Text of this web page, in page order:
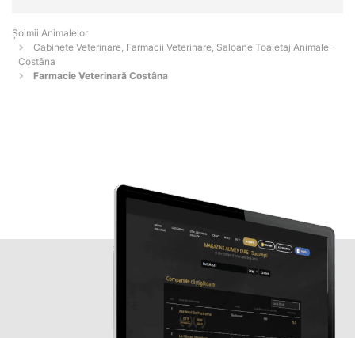
Şoimii Animalelor
Cabinete Veterinare, Farmacii Veterinare, Saloane Toaletaj Animale -
Costâna
Farmacie Veterinară Costâna